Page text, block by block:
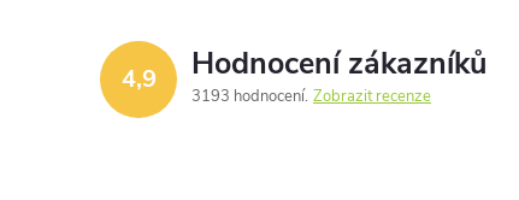
4,9 Hodnocení zákazníků
3193 hodnocení Zobrazit recenze